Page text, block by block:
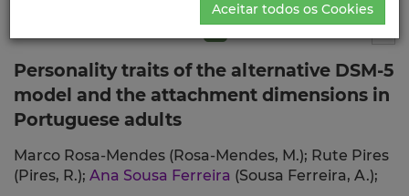
Personality traits of the alternative DSM-5
model and the attachment dimensions in
Portuguese adults
Marco Rosa-Mendes (Rosa-Mendes, M.); Rute Pires
(Pires, R.); Ana Sousa Ferreira (Sousa Ferreira, A.);
Aceitar todos os Cookies